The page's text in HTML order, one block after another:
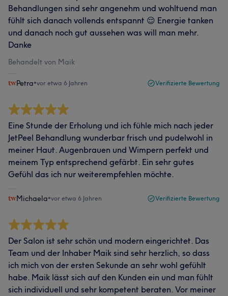
Behandlungen sind sehr angenehm und wohltuend man
fühlt sich danach vollends entspannt 😌 Energie tanken
und danach noch gut aussehen was will man mehr.
Danke
Behandelt von Maik
Petra•vor etwa 6 Jahren Verifizierte Bewertung
Eine Stunde der Erholung und ich fühle mich nach jeder
JetPeel Behandlung wunderbar frisch und pudelwohl in
meiner Haut. Augenbrauen und Wimpern perfekt und
meinem Typ entsprechend gefärbt. Ein sehr gutes
Gefühl das ich nur weiterempfehlen möchte.
Michaela•vor etwa 6 Jahren Verifizierte Bewertung
Der Salon ist sehr schön und modern eingerichtet. Das
Team und der Inhaber Maik sind sehr herzlich, so dass
ich mich von der ersten Sekunde an sehr wohl gefühlt
habe. Maik lässt sich auf den Kunden ein und man fühlt
sich individuell und sehr kompetent beraten. Vor meiner